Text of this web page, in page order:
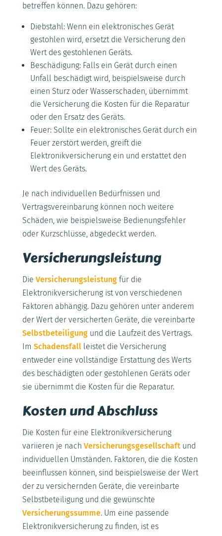
betreffen können. Dazu gehören:
Diebstahl: Wenn ein elektronisches Gerät
gestohlen wird, ersetzt die Versicherung den
Wert des gestohlenen Geräts.
Beschädigung: Falls ein Gerät durch einen
Unfall beschädigt wird, beispielsweise durch
einen Sturz oder Wasserschaden, übernimmt
die Versicherung die Kosten für die Reparatur
oder den Ersatz des Geräts.
Feuer: Sollte ein elektronisches Gerät durch ein
Feuer zerstört werden, greift die
Elektronikversicherung ein und erstattet den
Wert des Geräts.
Je nach individuellen Bedürfnissen und
Vertragsvereinbarung können noch weitere
Schäden, wie beispielsweise Bedienungsfehler
oder Kurzschlüsse, abgedeckt werden.
Versicherungsleistung
Die Versicherungsleistungfür die
Elektronikversicherung ist von verschiedenen
Faktoren abhängig. Dazu gehören unter anderem
der Wert der versicherten Geräte, die vereinbarte
Selbstbeteiligungund die Laufzeit des Vertrags.
Im Schadensfallleistet die Versicherung
entweder eine vollständige Erstattung des Werts
des beschädigten oder gestohlenen Geräts oder
sie übernimmt die Kosten für die Reparatur.
Kosten und Abschluss
Die Kosten für eine Elektronikversicherung
variieren je nach Versicherungsgesellschaftund
individuellen Umständen. Faktoren, die die Kosten
beeinflussen können, sind beispielsweise der Wert
der zu versichernden Geräte, die vereinbarte
Selbstbeteiligung und die gewünschte
Versicherungssumme. Um eine passende
Elektronikversicherung zu finden, ist es